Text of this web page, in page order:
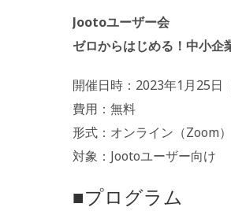
Jootoユーザー会
ゼロからはじめる！中小
開催日時：2023年1月25
費用：無料
形式：オンライン（Zoom）
対象：Jootoユーザー向け
■プログラム